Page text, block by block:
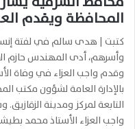
المحافظة ويقدم
كتبت | هدى سالم في لفتة
وأسرهم، أدى المهندس حازم
وقدم واجب العزاء في وفاة
بالإدارة العامة لشؤون مكتب
التابعة لمركز ومدينة
واجب العزاء الأستاذ محمد